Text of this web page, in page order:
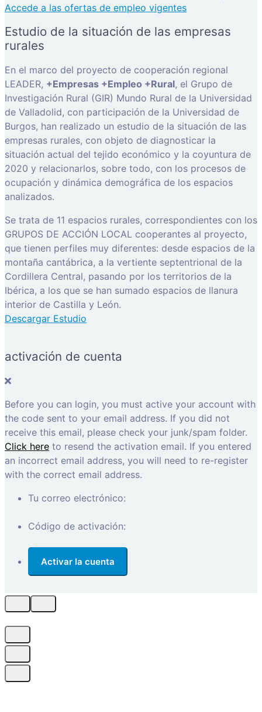
Accede a las ofertas de empleo vigentes
Estudio de la situación de las empresas
rurales
En el marco del proyecto de cooperación regional
LEADER, +Empresas +Empleo +Rural, el Grupo de
Investigación Rural (GIR) Mundo Rural de la Universidad
de Valladolid, con participación de la Universidad de
Burgos, han realizado un estudio de la situación de las
empresas rurales, con objeto de diagnosticar la
situación actual del tejido económico y la coyuntura de
2020 y relacionarlos, sobre todo, con los procesos de
ocupación y dinámica demográfica de los espacios
analizados.
Se trata de 11 espacios rurales, correspondientes con los
GRUPOS DE ACCIÓN LOCAL cooperantes al proyecto,
que tienen perfiles muy diferentes: desde espacios de la
montaña cantábrica, a la vertiente septentrional de la
Cordillera Central, pasando por los territorios de la
Ibérica, a los que se han sumado espacios de llanura
interior de Castilla y León.
Descargar Estudio
activación de cuenta
Before you can login, you must active your account with
the code sent to your email address. If you did not
receive this email, please check your junk/spam folder.
Click here to resend the activation email. If you entered
an incorrect email address, you will need to re-register
with the correct email address.
Tu correo electrónico:
Código de activación: